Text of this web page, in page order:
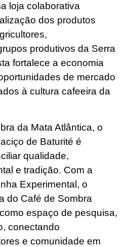
loja colaborativa
dos produtos
produtivos da Serra
fortalece a economia
de mercado
à cultura cafeeira da
da Mata Atlântica, o
de Baturité é
qualidade,
e tradição. Com a
Experimental, o
do Café de Sombra
espaço de pesquisa,
conectando
e comunidade em